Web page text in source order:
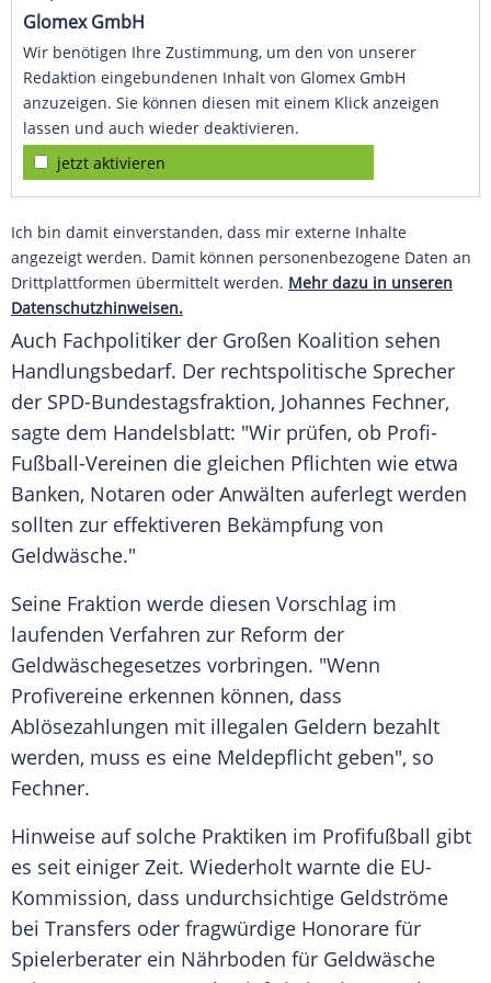
Glomex GmbH
Wir benötigen Ihre Zustimmung, um den von unserer
Redaktion eingebundenen Inhalt von Glomex GmbH
anzuzeigen. Sie können diesen mit einem Klick anzeigen
lassen und auch wieder deaktivieren.
jetzt aktivieren
Ich bin damit einverstanden, dass mir externe Inhalte
angezeigt werden. Damit können personenbezogene Daten an
Drittplattformen übermittelt werden. Mehr dazu in unseren
Datenschutzhinweisen.
Auch Fachpolitiker der Großen Koalition sehen
Handlungsbedarf. Der rechtspolitische Sprecher
der SPD-Bundestagsfraktion, Johannes Fechner,
sagte dem Handelsblatt: "Wir prüfen, ob Profi-
Fußball-Vereinen die gleichen Pflichten wie etwa
Banken, Notaren oder Anwälten auferlegt werden
sollten zur effektiveren Bekämpfung von
Geldwäsche."
Seine Fraktion werde diesen Vorschlag im
laufenden Verfahren zur Reform der
Geldwäschegesetzes vorbringen. "Wenn
Profivereine erkennen können, dass
Ablösezahlungen mit illegalen Geldern bezahlt
werden, muss es eine Meldepflicht geben", so
Fechner.
Hinweise auf solche Praktiken im Profifußball gibt
es seit einiger Zeit. Wiederholt warnte die EU-
Kommission, dass undurchsichtige Geldströme
bei Transfers oder fragwürdige Honorare für
Spielerberater ein Nährboden für Geldwäsche